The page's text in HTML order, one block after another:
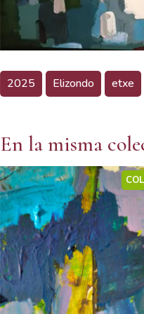
2025 Elizondo etxe
En la misma